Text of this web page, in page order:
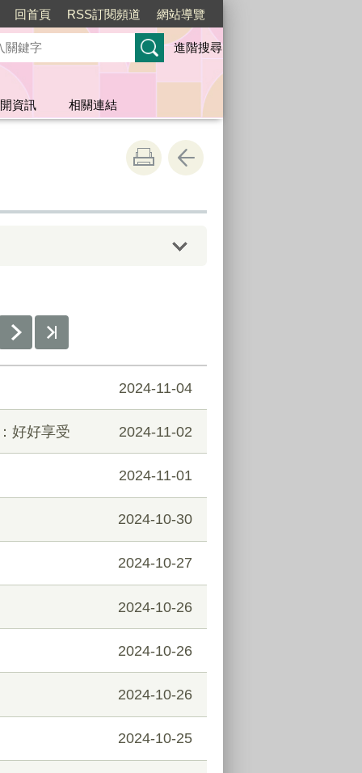
回首頁 RSS訂閱頻道 網站導覽
進階搜尋
資訊 相關連結
2024-11-04
好好享受 2024-11-02
2024-11-01
2024-10-30
2024-10-27
2024-10-26
2024-10-26
2024-10-26
2024-10-25